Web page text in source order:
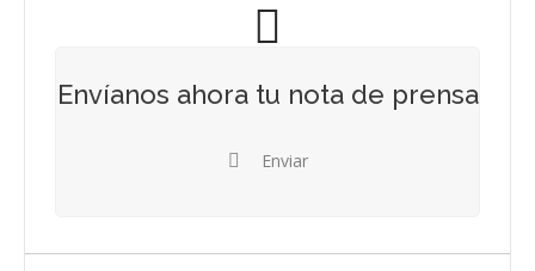
Envíanos ahora tu nota de prensa
Enviar